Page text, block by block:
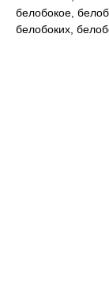
белобокое,
белобоких,